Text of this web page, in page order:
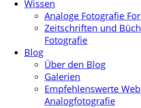
Wissen
Analoge Fotografie
Zeitschriften und
Fotografie
Blog
Über den Blog
Galerien
Empfehlenswerte
Analogfotografie